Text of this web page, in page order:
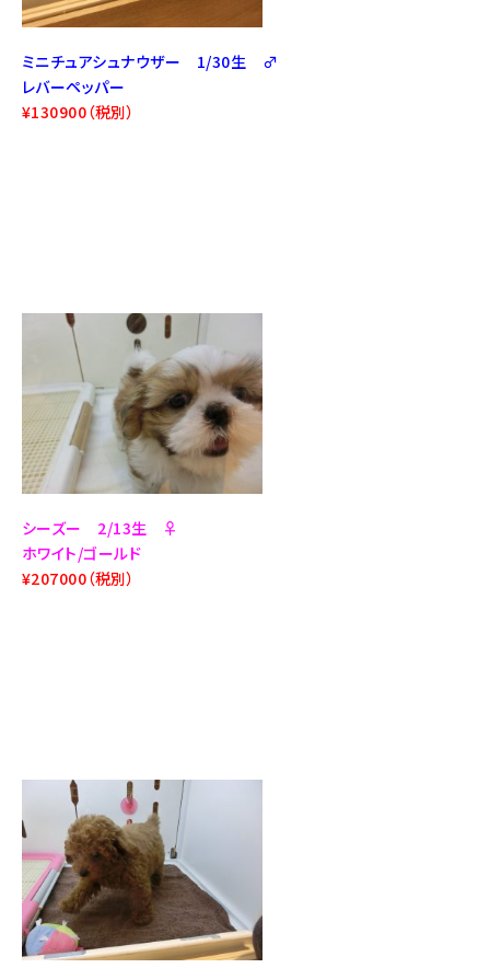
ミニチュアシュナウザー 1/30生 ♂
レバーペッパー
¥130900（税別）
シーズー 2/13生 ♀
ホワイト/ゴールド
¥207000（税別）